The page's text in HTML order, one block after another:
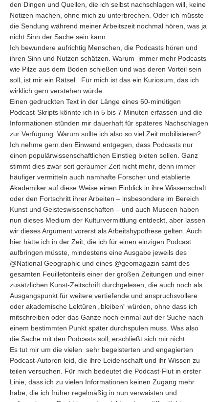
den Dingen und Quellen, die ich selbst nachschlagen will, keine
Notizen machen, ohne mich zu unterbrechen. Oder ich müsste
die Sendung während meiner Arbeitszeit nochmal hören, was ja
nicht Sinn der Sache sein kann.
Ich bewundere aufrichtig Menschen, die Podcasts hören und
ihren Sinn und Nutzen schätzen. Warum immer mehr Podcasts
wie Pilze aus dem Boden schießen und was deren Vorteil sein
soll, ist mir ein Rätsel. Für mich ist das ein Kuriosum, das ich
wirklich gern verstehen würde.
Einen gedruckten Text in der Länge eines 60-minütigen
Podcast-Skripts könnte ich in 5 bis 7 Minuten erfassen und die
Informationen stünden mir dauerhaft für späteres Nachschlagen
zur Verfügung. Warum sollte ich also so viel Zeit mobilisieren?
Ich nehme gern den Einwand entgegen, dass Podcasts nur
einen populärwissenschaftlichen Einstieg bieten sollen. Ganz
stimmt dies zwar seit geraumer Zeit nicht mehr, denn immer
häufiger vermitteln auch namhafte Forscher und etablierte
Akademiker auf diese Weise einen Einblick in ihre Wissenschaft
oder den Fortschritt ihrer Arbeiten – insbesondere im Bereich
Kunst und Geisteswissenschaften – und auch Museen haben
nun dieses Medium der Kulturvermittlung entdeckt, aber lassen
wir dieses Argument vorerst als Arbeitshypothese gelten. Auch
hier hätte ich in der Zeit, die ich für einen einzigen Podcast
aufbringen müsste, mindestens eine Ausgabe jeweils des
@National Geographic und eines @geomagazin samt des
gesamten Feuilletonteils einer der großen Zeitungen und einer
zusätzlichen Kunst-Zeitschrift durchgelesen, die auch noch als
Ausgangspunkt für weitere vertiefende und anspruchsvollere
oder akademische Lektüren „bleiben“ würden, ohne dass ich
mitschreiben oder das Ganze noch einmal auf der Suche nach
einem bestimmten Punkt später durchspulen muss. Was also
die Sache mit den Podcasts soll, erschließt sich mir nicht.
Es tut mir um die vielen sehr begeisterten und engagierten
Podcast-Autoren leid, die ihre Leidenschaft und ihr Wissen zu
teilen versuchen. Für mich bedeutet die Podcast-Flut in erster
Linie, dass ich zu vielen Informationen keinen Zugang mehr
habe, die ich früher regelmäßig in nun verwaisten und